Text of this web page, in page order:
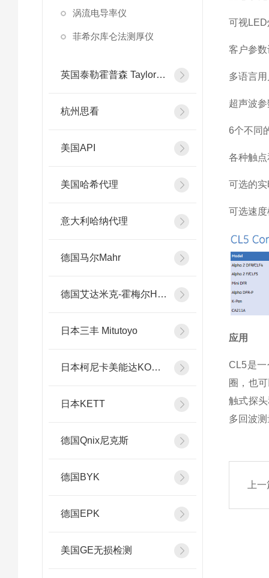
涡流电导率仪
菲希尔库仑法测厚仪
英国泰勒霍普森 Taylor Hobson
杭州思看
美国API
美国哈希代理
意大利哈纳代理
德国马尔Mahr
德国艾达米克-霍梅尔Hommel
日本三丰 Mitutoyo
日本柯尼卡美能达KONICA MINOLTA
日本KETT
德国Qnix尼克斯
德国BYK
德国EPK
美国GE无损检测
可视
客户参
多语言
超声波
6个不同
各种触
可选的
可选速
应用
CL5是
圈，也
触式探
多回波
上